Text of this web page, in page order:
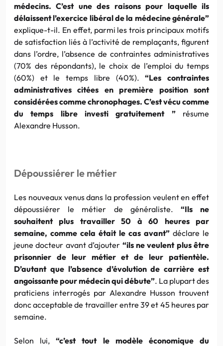
médecins. C’est une des raisons pour laquelle ils
délaissent l’exercice libéral de la médecine générale”
explique-t-il. En effet, parmi les trois principaux motifs
de satisfaction liés à l’activité de remplaçants, figurent
dans l’ordre, l’absence de contraintes administratives
(70% des répondants), le choix de l’emploi du temps
(60%) et le temps libre (40%).“Les contraintes
administratives citées en première position sont
considérées comme chronophages. C’est vécu comme
du temps libre investi gratuitement ”résume
Alexandre Husson.
Dépoussiérer le métier
Les nouveaux venus dans la profession veulent en effet
dépoussiérer le métier de généraliste. “Ils ne
souhaitent plus travailler 50 à 60 heures par
semaine, comme cela était le cas avant” déclare le
jeune docteur avant d’ajouter “ils ne veulent plus être
prisonnier de leur métier et de leur patientèle.
D’autant que l’absence d’évolution de carrière est
angoissante pour médecin qui débute”. La plupart des
praticiens interrogés par Alexandre Husson trouvent
donc acceptable de travailler entre 39 et 45 heures par
semaine.
Selon lui,“c’est tout le modèle économique du